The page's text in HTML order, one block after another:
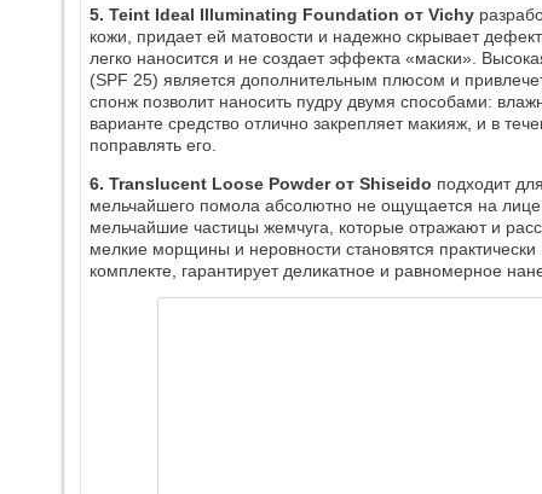
5. Teint Ideal Illuminating Foundation от Vichy
кожи, придает ей матовости и надежно скрывает
легко наносится и не создает эффекта «маски».
(SPF 25) является дополнительным плюсом и
спонж позволит наносить пудру двумя способами:
варианте средство отлично закрепляет макияж, и в
поправлять его.
6. Translucent Loose Powder от Shiseido подходит
мельчайшего помола абсолютно не ощущается на лице.
мельчайшие частицы жемчуга, которые отражают и
мелкие морщины и неровности становятся
комплекте, гарантирует деликатное и равномерное